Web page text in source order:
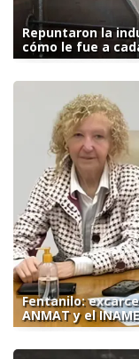
Repuntaron la
cómo le fue a
Fentanilo:
ANMAT y el INAME